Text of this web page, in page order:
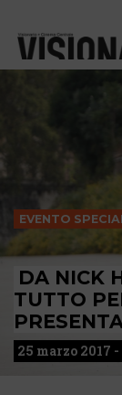
EVENTO
DA NICK
TUTTO
25 marzo 2017 -